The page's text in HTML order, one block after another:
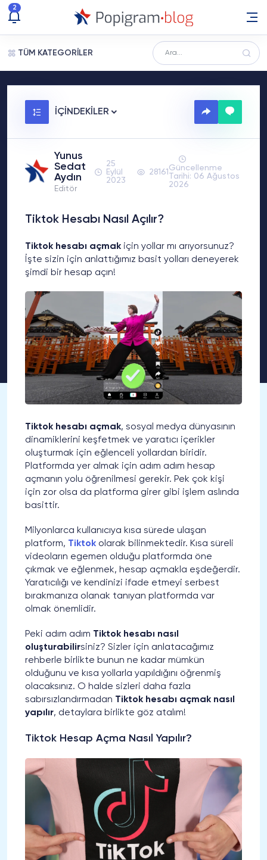
2
TÜM KATEGORİLER
İÇİNDEKİLER
Yunus
Sedat
Aydın
Editör
25
Eylül
2023
28161 Güncellenme
Tarihi: 06 Ağustos
2026
Tiktok Hesabı Nasıl Açılır?
Tiktok hesabı açmak için yollar mı arıyorsunuz?
İşte sizin için anlattığımız basit yolları deneyerek
şimdi bir hesap açın!
Tiktok hesabı açmak, sosyal medya dünyasının
dinamiklerini keşfetmek ve yaratıcı içerikler
oluşturmak için eğlenceli yollardan biridir.
Platformda yer almak için adım adım hesap
açmanın yolu öğrenilmesi gerekir. Pek çok kişi
için zor olsa da platforma girer gibi işlem aslında
basittir.
Milyonlarca kullanıcıya kısa sürede ulaşan
platform, Tiktok olarak bilinmektedir. Kısa süreli
videoların egemen olduğu platformda öne
çıkmak ve eğlenmek, hesap açmakla eşdeğerdir.
Yaratıcılığı ve kendinizi ifade etmeyi serbest
bırakmanıza olanak tanıyan platformda var
olmak önemlidir.
Peki adım adım Tiktok hesabı nasıl
oluşturabilirsiniz? Sizler için anlatacağımız
rehberle birlikte bunun ne kadar mümkün
olduğunu ve kısa yollarla yapıldığını öğrenmiş
olacaksınız. O halde sizleri daha fazla
sabırsızlandırmadan Tiktok hesabı açmak nasıl
yapılır, detaylara birlikte göz atalım!
Tiktok Hesap Açma Nasıl Yapılır?